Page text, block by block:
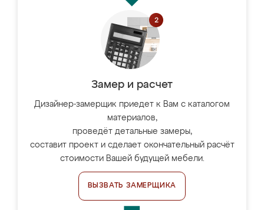
Замер и расчет
Дизайнер-замерщик приедет к Вам с каталогом
материалов,
проведёт детальные замеры,
составит проект и сделает окончательный расчёт
стоимости Вашей будущей мебели.
ВЫЗВАТЬ ЗАМЕРЩИКА